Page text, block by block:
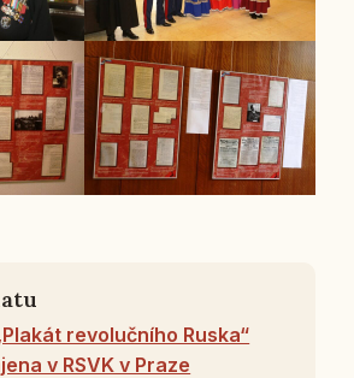
revolučního Ruska“
v RSVK v Praze